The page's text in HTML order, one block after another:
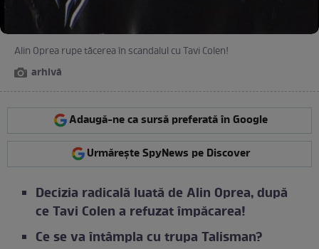
Alin Oprea rupe tăcerea în scandalul cu Tavi Colen!
arhivă
Adaugă-ne ca sursă preferată în Google
Urmărește SpyNews pe Discover
Decizia radicală luată de Alin Oprea, după
ce Tavi Colen a refuzat împăcarea!
Ce se va întâmpla cu trupa Talisman?